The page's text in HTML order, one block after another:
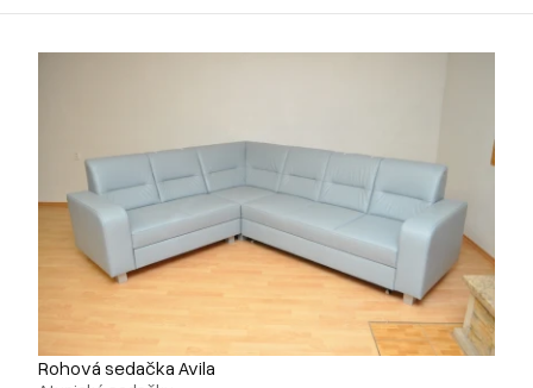
Rohová sedačka Avila